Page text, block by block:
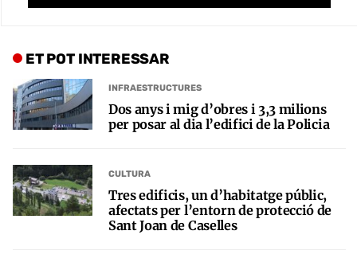
ET POT INTERESSAR
INFRAESTRUCTURES
Dos anys i mig d’obres i 3,3 milions
per posar al dia l’edifici de la Policia
CULTURA
Tres edificis, un d’habitatge públic,
afectats per l’entorn de protecció de
Sant Joan de Caselles